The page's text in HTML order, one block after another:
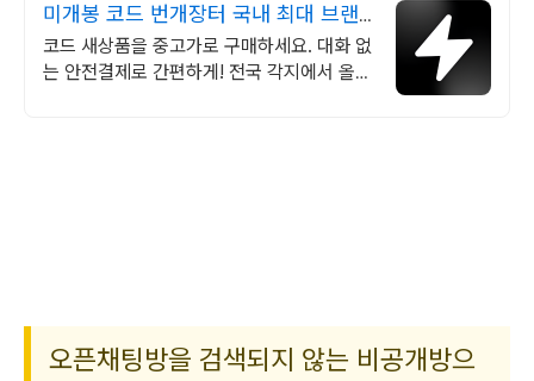
미개봉 코드 번개장터 국내 최대 브랜
드 중고거래
코드 새상품을 중고가로 구매하세요. 대화 없
는 안전결제로 간편하게! 전국 각지에서 올라
오픈채팅방을 검색되지 않는 비공개방으